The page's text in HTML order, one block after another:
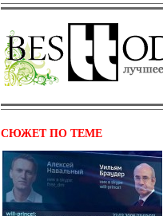
СЮЖЕТ ПО ТЕМЕ